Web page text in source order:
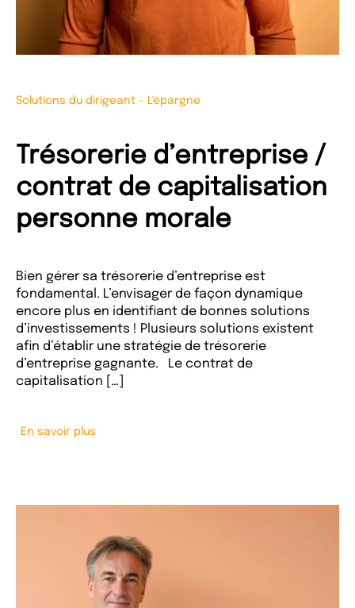
Solutions du dirigeant - L'épargne
Trésorerie d’entreprise /
contrat de capitalisation
personne morale
Bien gérer sa trésorerie d’entreprise est
fondamental. L’envisager de façon dynamique
encore plus en identifiant de bonnes solutions
d’investissements ! Plusieurs solutions existent
afin d’établir une stratégie de trésorerie
d’entreprise gagnante. Le contrat de
capitalisation […]
En savoir plus